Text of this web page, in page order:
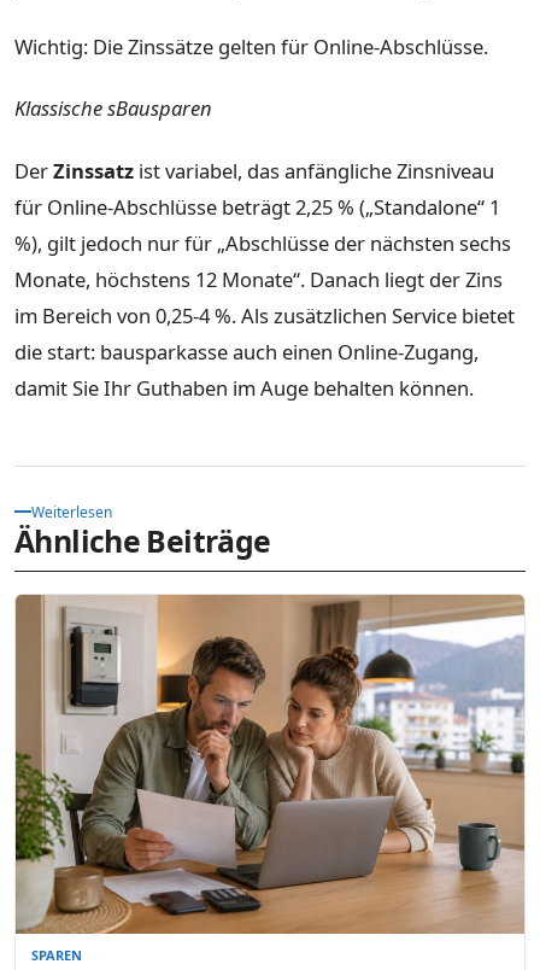
Wichtig: Die Zinssätze gelten für Online-Abschlüsse.
Klassische sBausparen
DerZinssatz ist variabel, das anfängliche Zinsniveau
für Online-Abschlüsse beträgt 2,25 % („Standalone“ 1
%), gilt jedoch nur für „Abschlüsse der nächsten sechs
Monate, höchstens 12 Monate“. Danach liegt der Zins
im Bereich von 0,25-4 %. Als zusätzlichen Service bietet
die start: bausparkasse auch einen Online-Zugang,
damit Sie Ihr Guthaben im Auge behalten können.
Weiterlesen
Ähnliche Beiträge
SPAREN